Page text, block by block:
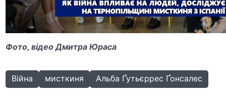
Фото, відео Дмитра Юраса
Війна мисткиня Альба Ґутьєррес Ґонсалес